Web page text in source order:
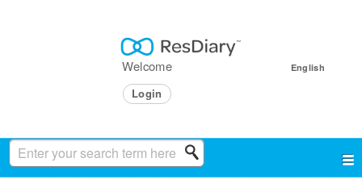
English
Welcome
Login